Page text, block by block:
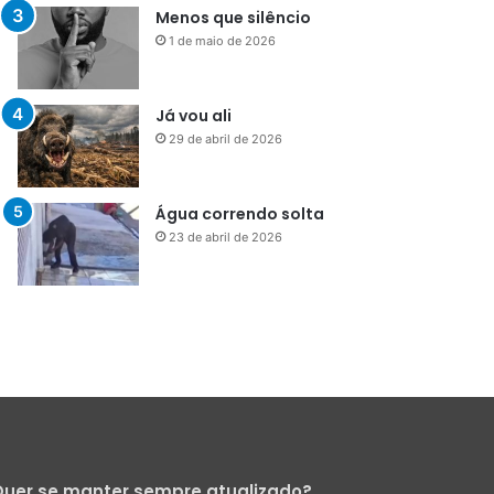
Menos que silêncio
1 de maio de 2026
Já vou ali
29 de abril de 2026
Água correndo solta
23 de abril de 2026